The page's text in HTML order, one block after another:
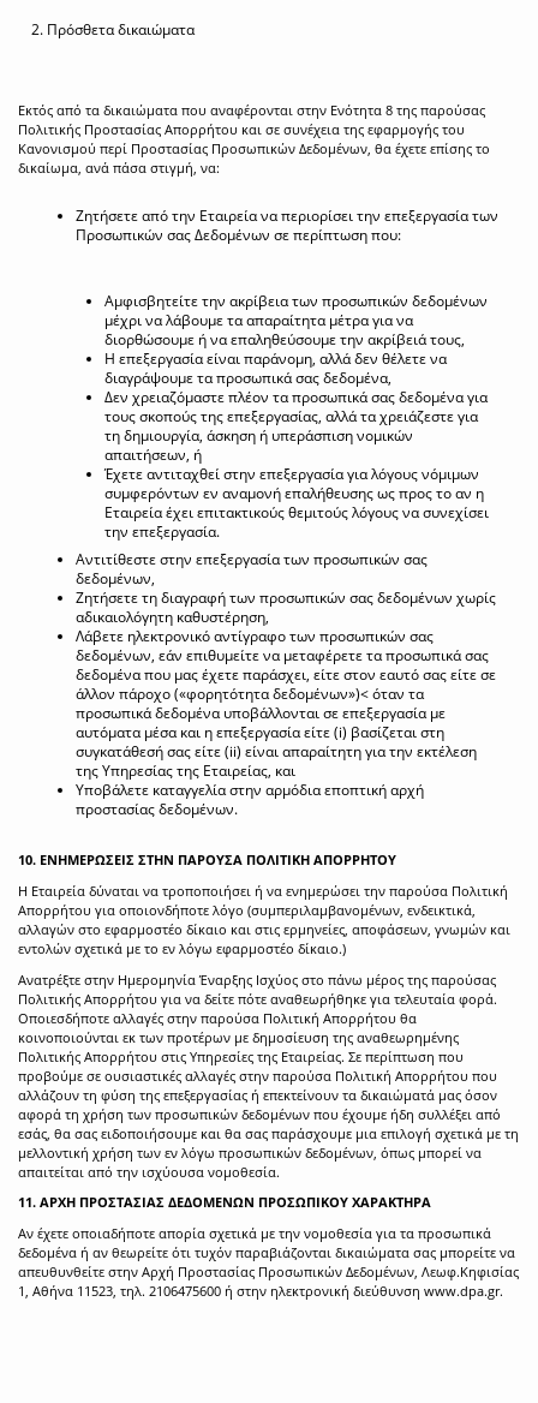
Πρόσθετα δικαιώματα
Εκτός από τα δικαιώματα που αναφέρονται στην Ενότητα 8 της παρούσας
Πολιτικής Προστασίας Απορρήτου και σε συνέχεια της εφαρμογής του
Κανονισμού περί Προστασίας Προσωπικών Δεδομένων, θα έχετε επίσης το
δικαίωμα, ανά πάσα στιγμή, να:
Ζητήσετε από την Εταιρεία να περιορίσει την επεξεργασία των
Προσωπικών σας Δεδομένων σε περίπτωση που:
Αμφισβητείτε την ακρίβεια των προσωπικών δεδομένων
μέχρι να λάβουμε τα απαραίτητα μέτρα για να
διορθώσουμε ή να επαληθεύσουμε την ακρίβειά τους,
Η επεξεργασία είναι παράνομη, αλλά δεν θέλετε να
διαγράψουμε τα προσωπικά σας δεδομένα,
Δεν χρειαζόμαστε πλέον τα προσωπικά σας δεδομένα για
τους σκοπούς της επεξεργασίας, αλλά τα χρειάζεστε για
τη δημιουργία, άσκηση ή υπεράσπιση νομικών
απαιτήσεων, ή
Έχετε αντιταχθεί στην επεξεργασία για λόγους νόμιμων
συμφερόντων εν αναμονή επαλήθευσης ως προς το αν η
Εταιρεία έχει επιτακτικούς θεμιτούς λόγους να συνεχίσει
την επεξεργασία.
Αντιτίθεστε στην επεξεργασία των προσωπικών σας
δεδομένων,
Ζητήσετε τη διαγραφή των προσωπικών σας δεδομένων χωρίς
αδικαιολόγητη καθυστέρηση,
Λάβετε ηλεκτρονικό αντίγραφο των προσωπικών σας
δεδομένων, εάν επιθυμείτε να μεταφέρετε τα προσωπικά σας
δεδομένα που μας έχετε παράσχει, είτε στον εαυτό σας είτε σε
άλλον πάροχο («φορητότητα δεδομένων»)< όταν τα
προσωπικά δεδομένα υποβάλλονται σε επεξεργασία με
αυτόματα μέσα και η επεξεργασία είτε (i) βασίζεται στη
συγκατάθεσή σας είτε (ii) είναι απαραίτητη για την εκτέλεση
της Υπηρεσίας της Εταιρείας, και
Υποβάλετε καταγγελία στην αρμόδια εποπτική αρχή
προστασίας δεδομένων.
10. ΕΝΗΜΕΡΩΣΕΙΣ ΣΤΗΝ ΠΑΡΟΥΣΑ ΠΟΛΙΤΙΚΗ ΑΠΟΡΡΗΤΟΥ
Η Εταιρεία δύναται να τροποποιήσει ή να ενημερώσει την παρούσα Πολιτική
Απορρήτου για οποιονδήποτε λόγο (συμπεριλαμβανομένων, ενδεικτικά,
αλλαγών στο εφαρμοστέο δίκαιο και στις ερμηνείες, αποφάσεων, γνωμών και
εντολών σχετικά με το εν λόγω εφαρμοστέο δίκαιο.)
Ανατρέξτε στην Ημερομηνία Έναρξης Ισχύος στο πάνω μέρος της παρούσας
Πολιτικής Απορρήτου για να δείτε πότε αναθεωρήθηκε για τελευταία φορά.
Οποιεσδήποτε αλλαγές στην παρούσα Πολιτική Απορρήτου θα
κοινοποιούνται εκ των προτέρων με δημοσίευση της αναθεωρημένης
Πολιτικής Απορρήτου στις Υπηρεσίες της Εταιρείας. Σε περίπτωση που
προβούμε σε ουσιαστικές αλλαγές στην παρούσα Πολιτική Απορρήτου που
αλλάζουν τη φύση της επεξεργασίας ή επεκτείνουν τα δικαιώματά μας όσον
αφορά τη χρήση των προσωπικών δεδομένων που έχουμε ήδη συλλέξει από
εσάς, θα σας ειδοποιήσουμε και θα σας παράσχουμε μια επιλογή σχετικά με τη
μελλοντική χρήση των εν λόγω προσωπικών δεδομένων, όπως μπορεί να
απαιτείται από την ισχύουσα νομοθεσία.
11. ΑΡΧΗ ΠΡΟΣΤΑΣΙΑΣ ΔΕΔΟΜΕΝΩΝ ΠΡΟΣΩΠΙΚΟΥ ΧΑΡΑΚΤΗΡΑ
Αν έχετε οποιαδήποτε απορία σχετικά με την νομοθεσία για τα προσωπικά
δεδομένα ή αν θεωρείτε ότι τυχόν παραβιάζονται δικαιώματα σας μπορείτε να
απευθυνθείτε στην Αρχή Προστασίας Προσωπικών Δεδομένων, Λεωφ.Κηφισίας
1, Αθήνα 11523, τηλ. 2106475600 ή στην ηλεκτρονική διεύθυνση www.dpa.gr.